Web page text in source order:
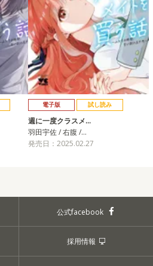
電子版 試し読み
週に一度クラスメ…
羽田宇佐 / 右腹 /…
発売日：2025.02.27
公式facebook
採用情報